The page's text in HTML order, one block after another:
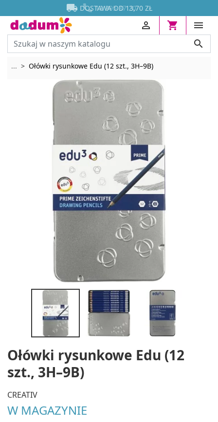
 12 395 37 20
 DOSTAWA OD 13,70 ZŁ






... Rozwiń breadcrumbs
Ołówki rysunkowe Edu (12 szt., 3H–9B)
Ołówki rysunkowe Edu (12
szt., 3H–9B)
CREATIV
W MAGAZYNIE